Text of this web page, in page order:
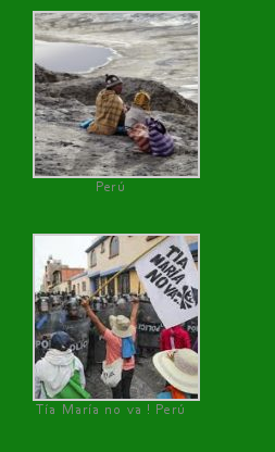
Perú
Tía María no va ! Perú